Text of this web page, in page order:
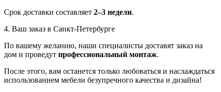
Срок доставки составляет 2–3 недели.
4. Ваш заказ в Санкт-Петербурге
По вашему желанию, наши специалисты доставят заказ на
дом и проведут профессиональный монтаж.
После этого, вам останется только любоваться и наслаждаться
использованием мебели безупречного качества и дизайна!